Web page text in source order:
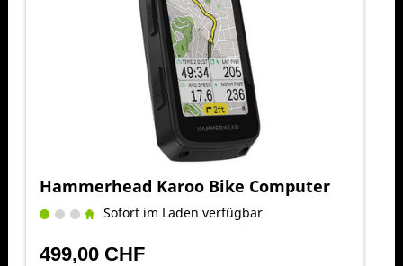
Hammerhead Karoo Bike Computer
Sofort im Laden verfügbar
499,00 CHF